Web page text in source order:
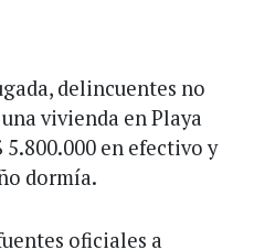
delincuentes no
vivienda en Playa
en efectivo y
dormía.
oficiales a